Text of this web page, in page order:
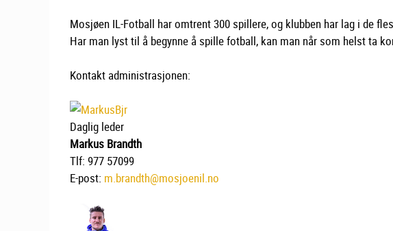
Mosjøen IL-Fotball har omtrent 300 spillere, og klubben har lag i de
Har man lyst til å begynne å spille fotball, kan man når som helst ta
Kontakt administrasjonen:
Daglig leder
Markus Brandth
Tlf: 977 57099
E-post: m.brandth@mosjoenil.no